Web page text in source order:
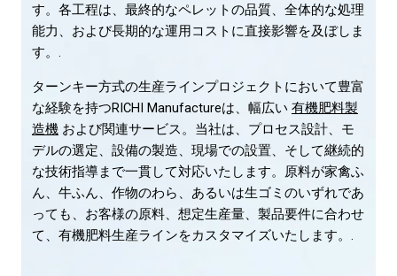
す。各工程は、最終的なペレットの品質、全体的な処理
能力、および長期的な運用コストに直接影響を及ぼしま
す。.
ターンキー方式の生産ラインプロジェクトにおいて豊富
な経験を持つRICHI Manufactureは、幅広い 有機肥料製
造機 および関連サービス。当社は、プロセス設計、モ
デルの選定、設備の製造、現場での設置、そして継続的
な技術指導まで一貫して対応いたします。原料が家禽ふ
ん、牛ふん、作物のわら、あるいは生ゴミのいずれであ
っても、お客様の原料、想定生産量、製品要件に合わせ
て、有機肥料生産ラインをカスタマイズいたします。.